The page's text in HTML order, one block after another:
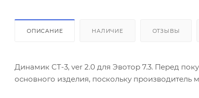
ОПИСАНИЕ НАЛИЧИЕ ОТЗЫВЫ
Динамик СТ-3, ver 2.0 для Эвотор 7.3. Перед
основного изделия, поскольку производитель